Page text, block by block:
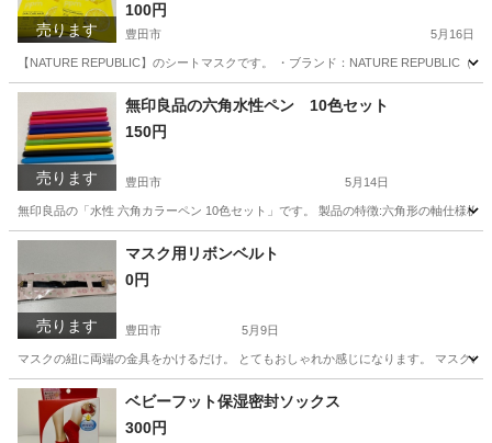
売ります
100円
豊田市 5月16日
【NATURE REPUBLIC】のシートマスクです。 ・ブランド：NATURE REPUBLIC
愛知 豊田市 フェイスケア ネイチャーリパブリック
売ります
無印良品の六角水性ペン 10色セット
150円
豊田市 5月14日
無印良品の「水性 六角カラーペン 10色セット」です。 製品の特徴:六角形の軸仕様
愛知 豊田市 その他 無印良品
売ります
マスク用リボンベルト
0円
豊田市 5月9日
マスクの紐に両端の金具をかけるだけ。 とてもおしゃれか感じになります。 マスク
愛知 豊田市 その他 マスク
ベビーフット保湿密封ソックス
300円